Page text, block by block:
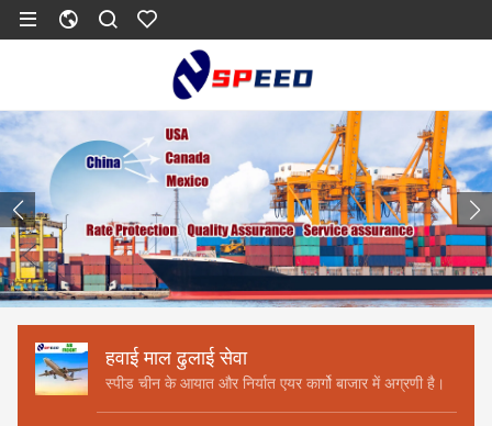
हवाई माल ढुलाई सेवा
स्पीड चीन के आयात और निर्यात एयर कार्गो बाजार में अग्रणी है।